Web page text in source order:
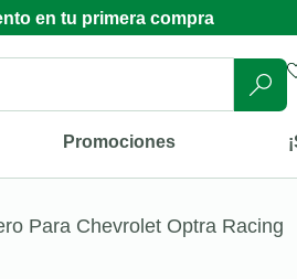
en tu primera compra
Promociones
Para Chevrolet Optra Racing